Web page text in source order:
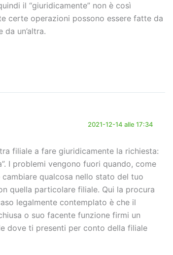
il “giuridicamente” non è così
certe operazioni possono essere fatte da
un’altra.
2021-12-14 alle 17:34
filiale a fare giuridicamente la richiesta:
I problemi vengono fuori quando, come
qualcosa nello stato del tuo
quella particolare filiale. Qui la procura
legalmente contemplato è che il
o suo facente funzione firmi un
dove ti presenti per conto della filiale